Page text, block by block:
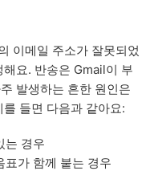
이메일 주소가 잘못되었
요. 반송은 Gmail이 부
발생하는 흔한 원인은
들면 다음과 같아요:
는 경우
표가 함께 붙는 경우